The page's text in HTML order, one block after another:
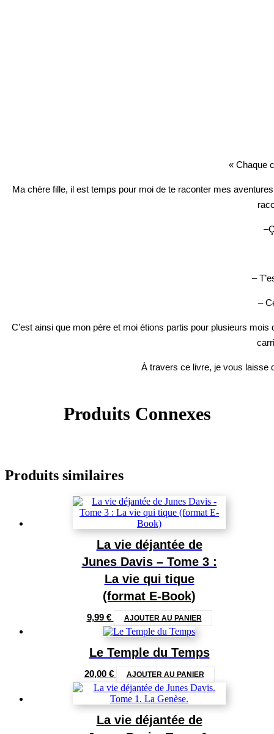
« Chaque
Ma chère fille, il est temps pour moi de te raconter mes
–
–
C’est ainsi que mon père et moi étions partis pour plusieurs mois
À travers ce livre, je vous laisse
Produits Connexes
Produits similaires
La vie déjantée de
Junes Davis – Tome 3 :
La vie qui tique
(format E-Book)
9,99 € AJOUTER AU PANIER
Le Temple du Temps
20,00 € AJOUTER AU PANIER
La vie déjantée de